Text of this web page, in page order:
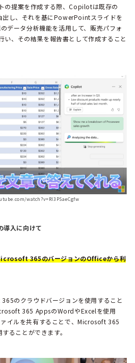
の提案を作成する際、Copilotは既存の
し、それを基にPowerPointスライドを
データ分析機能を活用して、販売パフォ
い、その結果を報告書として作成すること
watch?v=RI3PSaeCgfw
入に向けて
365のバージョンのOfficeから利
のクラウドバージョンを使用すること
365 AppsのWordやExcelを使用
イルを共有することで、Microsoft 365
ることができます。